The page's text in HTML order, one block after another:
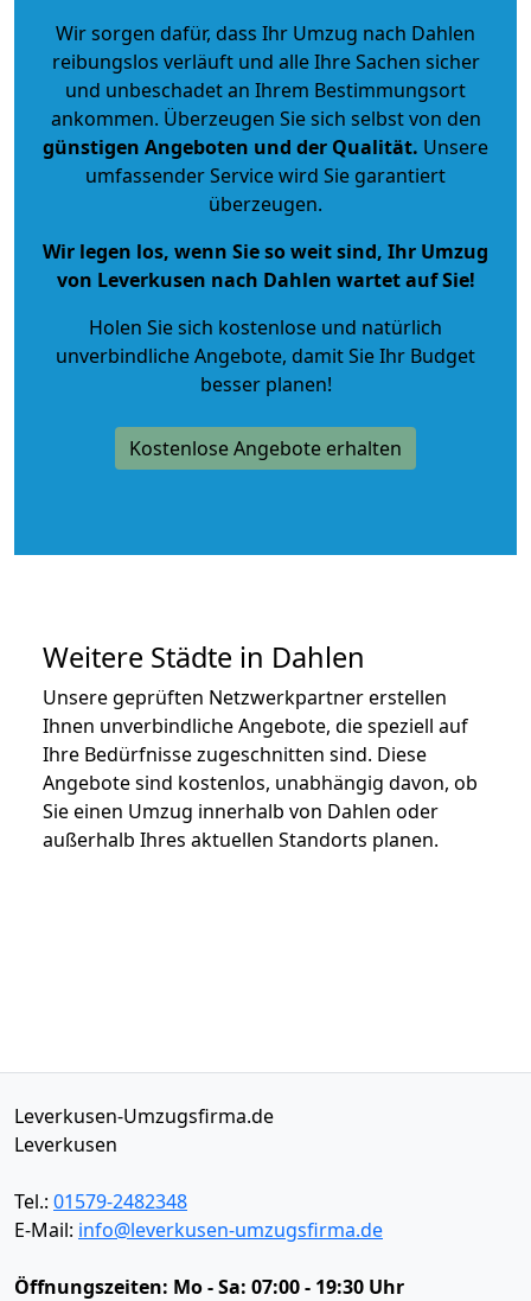
Wir sorgen dafür, dass Ihr Umzug nach Dahlen
reibungslos verläuft und alle Ihre Sachen sicher
und unbeschadet an Ihrem Bestimmungsort
ankommen. Überzeugen Sie sich selbst von den
günstigen Angeboten und der Qualität. Unsere
umfassender Service wird Sie garantiert
überzeugen.
Wir legen los, wenn Sie so weit sind, Ihr Umzug
von Leverkusen nach Dahlen wartet auf Sie!
Holen Sie sich kostenlose und natürlich
unverbindliche Angebote, damit Sie Ihr Budget
besser planen!
Kostenlose Angebote erhalten
Weitere Städte in Dahlen
Unsere geprüften Netzwerkpartner erstellen
Ihnen unverbindliche Angebote, die speziell auf
Ihre Bedürfnisse zugeschnitten sind. Diese
Angebote sind kostenlos, unabhängig davon, ob
Sie einen Umzug innerhalb von Dahlen oder
außerhalb Ihres aktuellen Standorts planen.
Leverkusen-Umzugsfirma.de
Leverkusen
Tel.: 01579-2482348
E-Mail: info@leverkusen-umzugsfirma.de
Öffnungszeiten: Mo - Sa: 07:00 - 19:30 Uhr